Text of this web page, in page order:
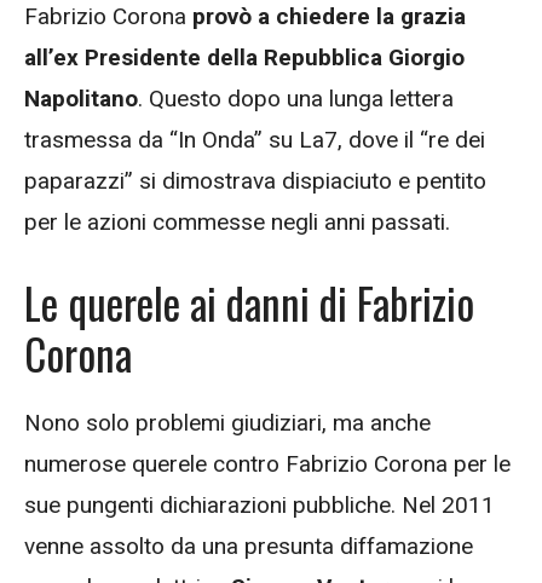
Fabrizio Corona provò a chiedere la grazia
all’ex Presidente della Repubblica Giorgio
Napolitano. Questo dopo una lunga lettera
trasmessa da “In Onda” su La7, dove il “re dei
paparazzi” si dimostrava dispiaciuto e pentito
per le azioni commesse negli anni passati.
Le querele ai danni di Fabrizio
Corona
Nono solo problemi giudiziari, ma anche
numerose querele contro Fabrizio Corona per le
sue pungenti dichiarazioni pubbliche. Nel 2011
venne assolto da una presunta diffamazione